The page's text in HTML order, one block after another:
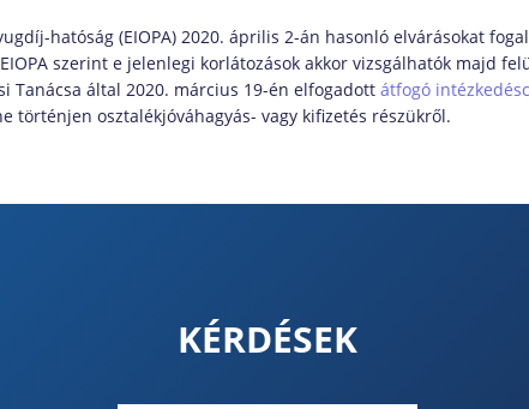
hatóság (EIOPA) 2020. április 2-án hasonló elvárásokat
szerint e jelenlegi korlátozások akkor vizsgálhatók majd
Tanácsa által 2020. március 19-én elfogadott átfogó
osztalékjóváhagyás- vagy kifizetés részükről.
KÉRDÉSEK